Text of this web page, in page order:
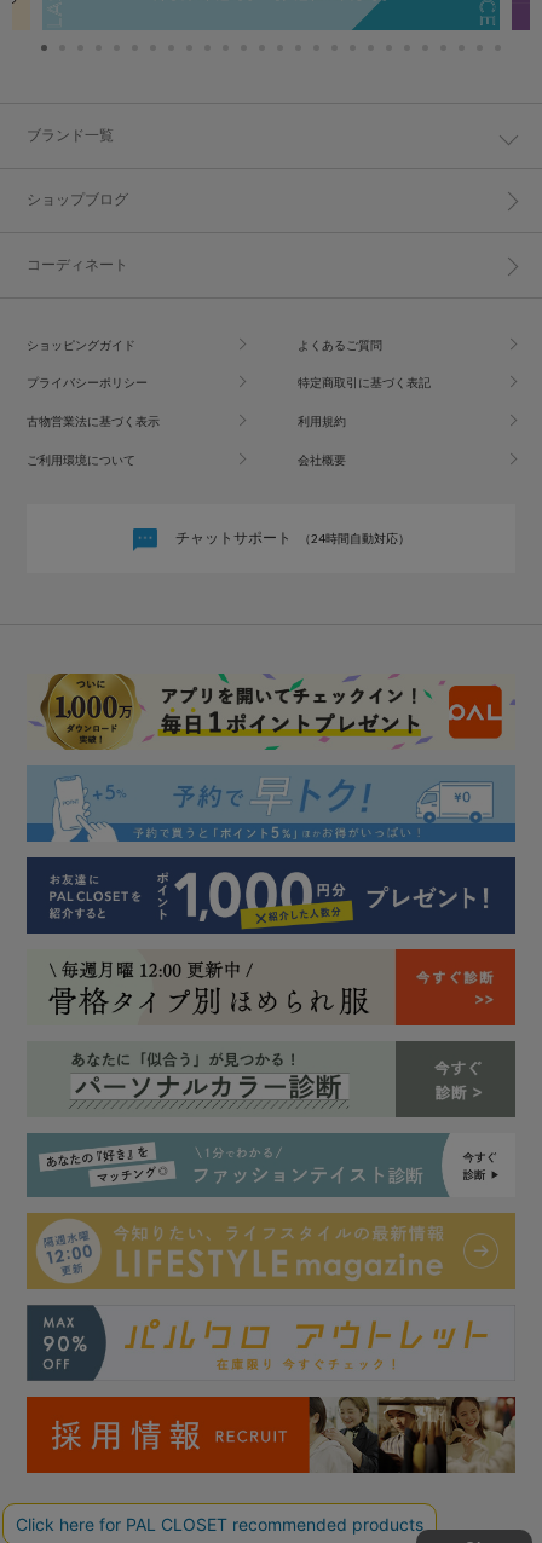
ブランド一覧
ショップブログ
コーディネート
ショッピングガイド よくあるご質問
プライバシーポリシー 特定商取引に基づく表記
古物営業法に基づく表示 利用規約
ご利用環境について 会社概要
チャットサポート （24時間自動対応）